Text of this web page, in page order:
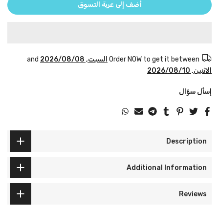
أضف إلى عربة التسوق
Order NOW to get it between السبت, 2026/08/08
الاثنين, 2026/08/10
إسأل سؤال
Description
Additional Information
Reviews